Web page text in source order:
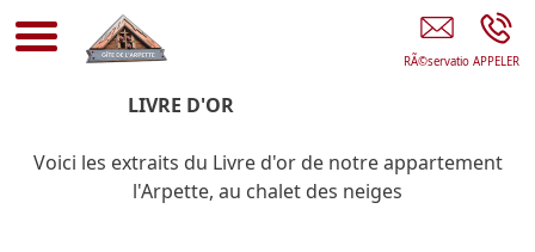
Gîte De L'Arpette BONNEVAL-SUR-ARC
LIVRE D'OR
Voici les extraits du Livre d'or de notre appartement
l'Arpette, au chalet des neiges